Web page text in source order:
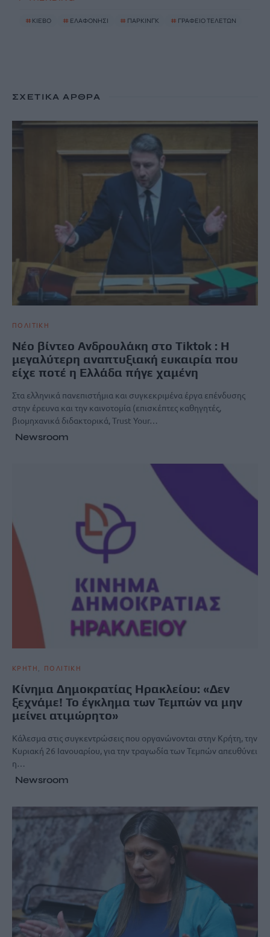
# ΚΙΕΒΟ # ΕΛΑΦΟΝΗΣΙ # ΠΑΡΚΙΝΓΚ # ΓΡΑΦΕΙΟ ΤΕΛΕΤΩΝ
ΣΧΕΤΙΚΆ ΆΡΘΡΑ
ΠΟΛΙΤΙΚΗ
Nέο βίντεο Ανδρουλάκη στο Tiktok : Η
μεγαλύτερη αναπτυξιακή ευκαιρία που
είχε ποτέ η Ελλάδα πήγε χαμένη
Στα ελληνικά πανεπιστήμια και συγκεκριμένα έργα επένδυσης
στην έρευνα και την καινοτομία (επισκέπτες καθηγητές,
βιομηχανικά διδακτορικά, Trust Your…
Newsroom
ΚΡΗΤΗ ΠΟΛΙΤΙΚΗ
Κίνημα Δημοκρατίας Ηρακλείου: «Δεν
ξεχνάμε! Το έγκλημα των Τεμπών να μην
μείνει ατιμώρητο»
Κάλεσμα στις συγκεντρώσεις που οργανώνονται στην Κρήτη, την
Κυριακή 26 Ιανουαρίου, για την τραγωδία των Τεμπών απευθύνει
η…
Newsroom